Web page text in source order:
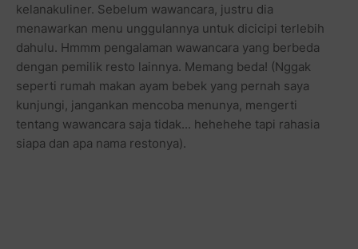
kelanakuliner. Sebelum wawancara, justru dia
menawarkan menu unggulannya untuk dicicipi terlebih
dahulu. Hmmm pengalaman wawancara yang berbeda
dengan pemilik resto lainnya. Memang beda! (Nggak
seperti rumah makan ayam bebek yang pernah saya
kunjungi, jangankan mencoba menunya, mengerti
tentang wawancara saja tidak... hehehehe tapi rahasia
siapa dan apa nama restonya).